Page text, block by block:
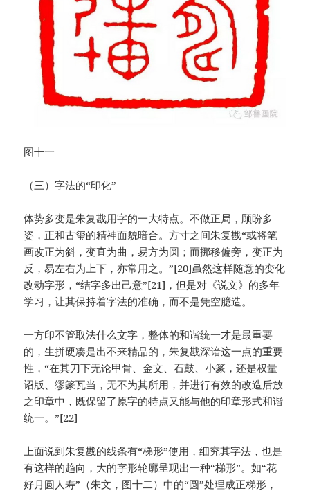
图十一
（三）字法的“印化”
体势多变是朱复戡用字的一大特点。不做正局，顾盼多
姿，正和古玺的精神面貌暗合。方寸之间朱复戡“或将笔
画改正为斜，变直为曲，易方为圆；而挪移偏旁，变正为
反，易左右为上下，亦常用之。”[20]虽然这样随意的变化
改动字形，“结字多出己意”[21]，但是对《说文》的多年
学习，让其保持着字法的准确，而不是凭空臆造。
一方印不管取法什么文字，整体的和谐统一才是最重要
的，生拼硬凑是出不来精品的，朱复戡深谙这一点的重要
性，“在其刀下无论甲骨、金文、石鼓、小篆，还是权量
诏版、缪篆瓦当，无不为其所用，并进行有效的改造后放
之印章中，既保留了原字的特点又能与他的印章形式和谐
统一。”[22]
上面说到朱复戡的线条有“梯形”使用，细究其字法，也是
有这样的趋向，大的字形轮廓呈现出一种“梯形”。如“花
好月圆人寿”（朱文，图十二）中的“圆”处理成正梯形，